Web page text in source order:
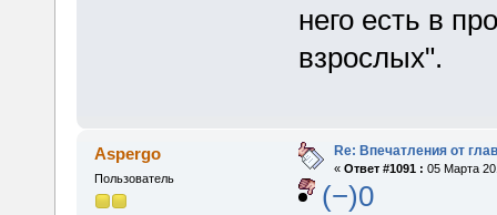
него есть в
взрослых".
Aspergo
Пользователь
Re: Впечатления от
« Ответ #1091 : 05 Марта
(−)0